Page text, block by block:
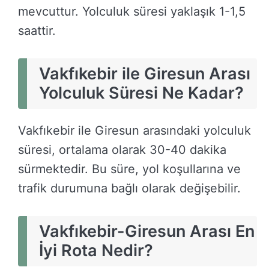
mevcuttur. Yolculuk süresi yaklaşık 1-1,5
saattir.
Vakfıkebir ile Giresun Arası
Yolculuk Süresi Ne Kadar?
Vakfıkebir ile Giresun arasındaki yolculuk
süresi, ortalama olarak 30-40 dakika
sürmektedir. Bu süre, yol koşullarına ve
trafik durumuna bağlı olarak değişebilir.
Vakfıkebir-Giresun Arası En
İyi Rota Nedir?